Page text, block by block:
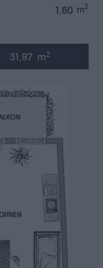
1.60 m2
31.97 m2